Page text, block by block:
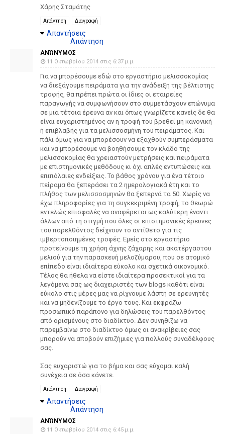
Χάρης Σταμάτης
Απάντηση Διαγραφή
Απαντήσεις
Απάντηση
ΑΝΏΝΥΜΟΣ
11 Οκτωβρίου 2014 στις 6:37 μ.μ.
Για να μπορέσουμε εδώ στο εργαστήριο μελισσοκομίας
να διεξάγουμε πειράματα για την ανάδειξη της βέλτιστης
τροφής, θα πρέπει πρώτα οι ίδιες οι εταιρείες
παραγωγής να συμφωνήσουν στο συμμετάσχουν επώνυμα
σε μια τέτοια έρευνα αν και όπως γνωρίζετε κανείς δε θα
είναι ευχαριστημένος αν η τροφή του βρεθεί μη κανονική
ή επιβλαβής για τα μελισσοσμήνη του πειράματος. Και
πάλι όμως για να μπορέσουν να εξαχθούν συμπεράσματα
και να μπορέσουμε να βοηθήσουμε τον κλάδο της
μελισσοκομίας θα χρειαστούν μετρήσεις και πειράματα
με επιστημονικές μεθόδους κι όχι απλές εντυπώσεις και
επιπόλαιες ενδείξεις. Το βάθος χρόνου για ένα τέτοιο
πείραμα θα ξεπεράσει τα 2 ημερολογιακά έτη και το
πλήθος των μελισσοσμηνών θα ξεπερνά τα 50. Χωρίς να
έχω πληροφορίες για τη συγκεκριμένη τροφή, το θεωρώ
εντελώς επισφαλές να αναφέρεται ως καλύτερη έναντι
άλλων από τη στιγμή που όλες οι επιστημονικές έρευνες
του παρελθόντος δείχνουν το αντίθετο για τις
ιμβερτοποιημένες τροφές. Εμείς στο εργαστήριο
προτείνουμε τη χρήση άχνης ζάχαρης και ακατέργαστου
μελιού για την παρασκευή μελοζύμαρου, που σε ατομικό
επίπεδο είναι ιδιαίτερα εύκολο και σχετικά οικονομικό.
Τέλος θα ήθελα να είστε ιδιαίτερα προσεκτικοί για τα
λεγόμενα σας ως διαχειριστές των blogs καθότι είναι
εύκολο στις μέρες μας να ρίχνουμε λάσπη σε ερευνητές
και να μηδενίζουμε το έργο τους. Και εκφράζω
προσωπικό παράπονο για δηλώσεις του παρελθόντος
από ορισμένους στο διαδίκτυο. Δεν συνηθίζω να
παρεμβαίνω στο διαδίκτυο όμως οι ανακρίβειες σας
μπορούν να αποβούν επιζήμιες για πολλούς συναδέλφους
σας.
Σας ευχαριστώ για το βήμα και σας εύχομαι καλή
συνέχεια σε όσα κάνετε.
Απάντηση Διαγραφή
Απαντήσεις
Απάντηση
ΑΝΏΝΥΜΟΣ
11 Οκτωβρίου 2014 στις 6:45 μ.μ.